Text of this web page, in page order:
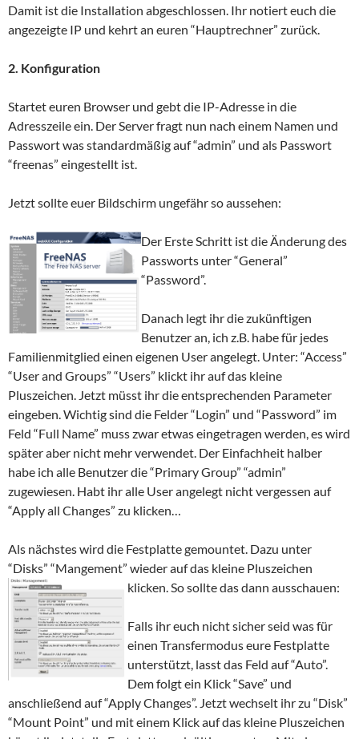
Damit ist die Installation abgeschlossen. Ihr notiert euch die
angezeigte IP und kehrt an euren “Hauptrechner” zurück.
2. Konfiguration
Startet euren Browser und gebt die IP-Adresse in die
Adresszeile ein. Der Server fragt nun nach einem Namen und
Passwort was standardmäßig auf “admin” und als Passwort
“freenas” eingestellt ist.
Jetzt sollte euer Bildschirm ungefähr so aussehen:
Der Erste Schritt ist die Änderung des
Passworts unter “General”
“Password”.
Danach legt ihr die zukünftigen
Benutzer an, ich z.B. habe für jedes
Familienmitglied einen eigenen User angelegt. Unter: “Access”
“User and Groups” “Users” klickt ihr auf das kleine
Pluszeichen. Jetzt müsst ihr die entsprechenden Parameter
eingeben. Wichtig sind die Felder “Login” und “Password” im
Feld “Full Name” muss zwar etwas eingetragen werden, es wird
später aber nicht mehr verwendet. Der Einfachheit halber
habe ich alle Benutzer die “Primary Group” “admin”
zugewiesen. Habt ihr alle User angelegt nicht vergessen auf
“Apply all Changes” zu klicken…
Als nächstes wird die Festplatte gemountet. Dazu unter
“Disks” “Mangement” wieder auf das kleine Pluszeichen
klicken. So sollte das dann ausschauen:
Falls ihr euch nicht sicher seid was für
einen Transfermodus eure Festplatte
unterstützt, lasst das Feld auf “Auto”.
Dem folgt ein Klick “Save” und
anschließend auf “Apply Changes”. Jetzt wechselt ihr zu “Disk”
“Mount Point” und mit einem Klick auf das kleine Pluszeichen